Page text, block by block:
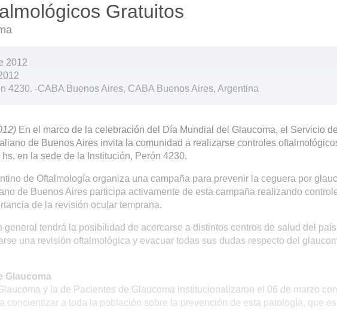
Gratuitos
2012
4230. -CABA Buenos Aires, CABA Buenos Aires, Argentina
En el marco de la celebración del Día Mundial del Glaucoma, el Servicio de
de Buenos Aires invita la comunidad a realizarse controles
en la sede de la Institución, Perón 4230.
de Oftalmología organiza una campaña para prevenir la ceguera por
de Buenos Aires participa activamente de esta campaña realizando
de la revisión ocular temprana.
general tendrá la posibilidad de acercarse a distintos centros de salud del
una revisión oftalmológica y evacuar todas sus dudas respecto del
Glaucoma
y la de Pacientes de Glaucoma institucionalizaron el 06 de marzo
concientizar a toda la población sobre la prevención de esta patología, que